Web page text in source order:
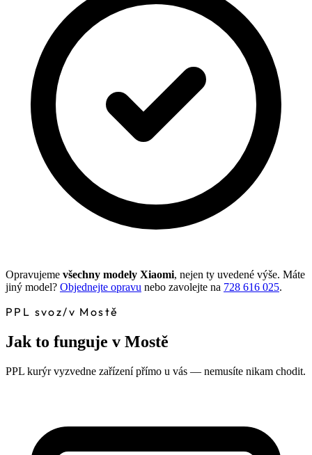
Opravujeme všechny modely Xiaomi, nejen ty uvedené výše. Máte
jiný model? Objednejte opravu nebo zavolejte na 728 616 025.
PPL svoz/v Mostě
Jak to funguje v Mostě
PPL kurýr vyzvedne zařízení přímo u vás — nemusíte nikam chodit.